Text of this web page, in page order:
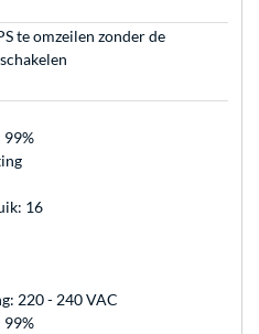
te omzeilen zonder de
99%
16
220 - 240 VAC
99%